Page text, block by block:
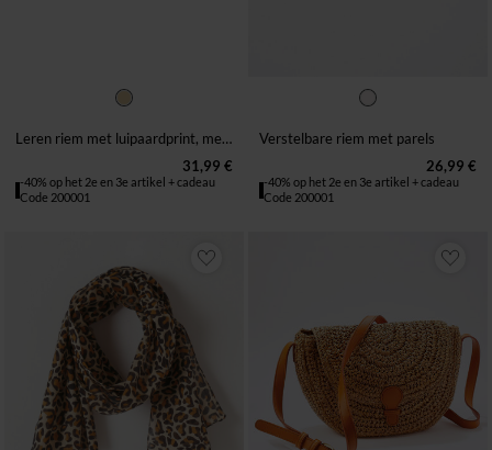
38/40 42/44
Leren riem met luipaardprint, met een harig effect
31,99 €
-40% op het 2e en 3e artikel + cadeau
Code 200001
38 TOT 42 44 TOT 48
Verstelbare riem met parels
26,99 €
-40% op het 2e en 3e artikel + cadeau
Code 200001